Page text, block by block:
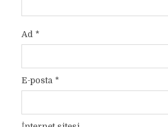
Ad *
E-posta *